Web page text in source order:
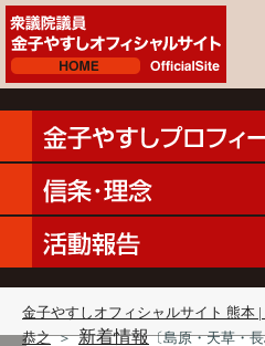
金子やすしオフィシャルサイト 熊本
恭之 ＞ 新着情報〔島原・天草・